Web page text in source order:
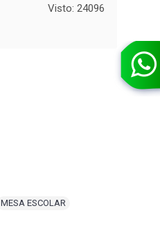
Visto: 24096
MESA ESCOLAR